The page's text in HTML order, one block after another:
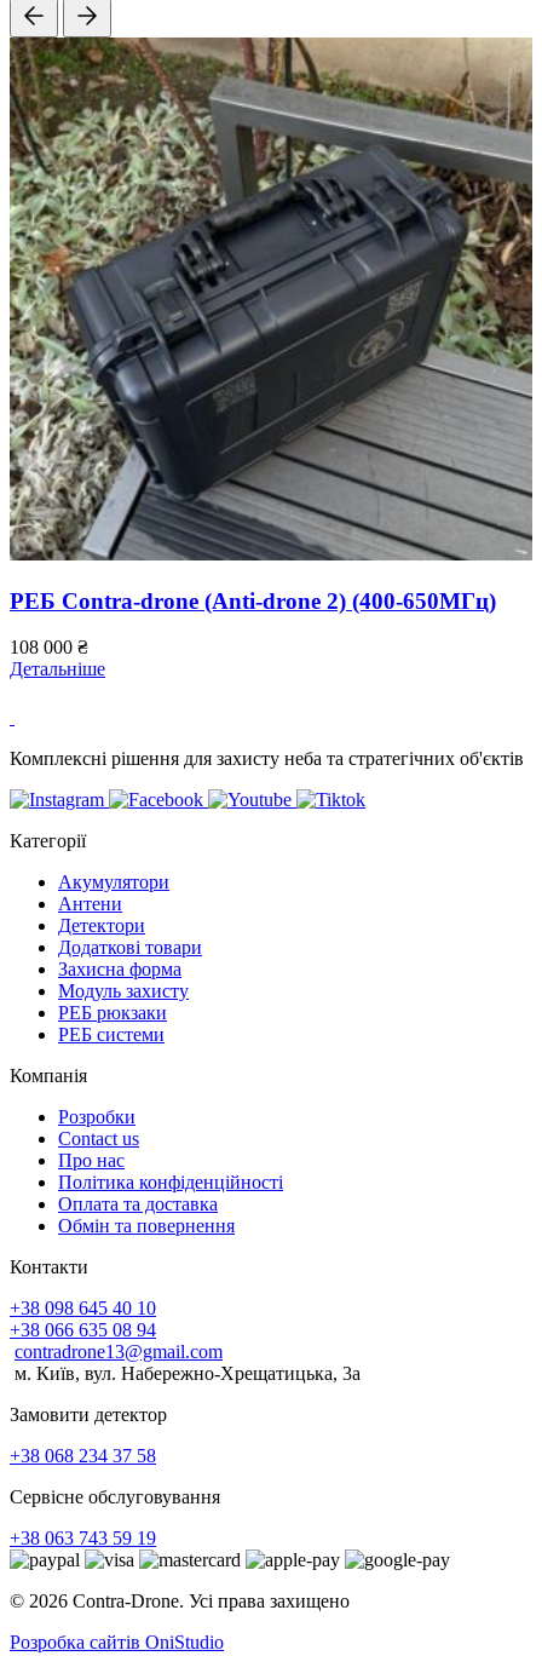
РЕБ Contra-drone (Anti-drone 2) (400-650МГц)
108 000 ₴
Детальніше
Комплексні рішення для захисту неба та стратегічних об'єктів
Категорії
Акумулятори
Антени
Детектори
Додаткові товари
Захисна форма
Модуль захисту
РЕБ рюкзаки
РЕБ системи
Компанія
Розробки
Contact us
Про нас
Політика конфіденційності
Оплата та доставка
Обмін та повернення
Контакти
+38 098 645 40 10
+38 066 635 08 94
contradrone13@gmail.com
м. Київ, вул. Набережно-Хрещатицька, 3а
Замовити детектор
+38 068 234 37 58
Сервісне обслуговування
+38 063 743 59 19
© 2026 Contra-Drone. Усі права захищено
Розробка сайтів OniStudio